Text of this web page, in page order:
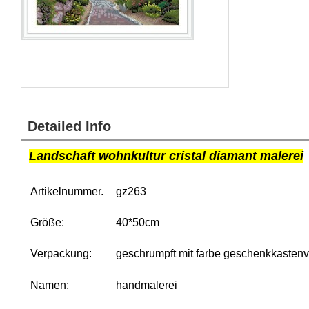
Detailed Info
Landschaft wohnkultur cristal diamant malerei
Artikelnummer. gz263
Größe: 40*50cm
Verpackung: geschrumpft mit farbe
Namen: handmalerei